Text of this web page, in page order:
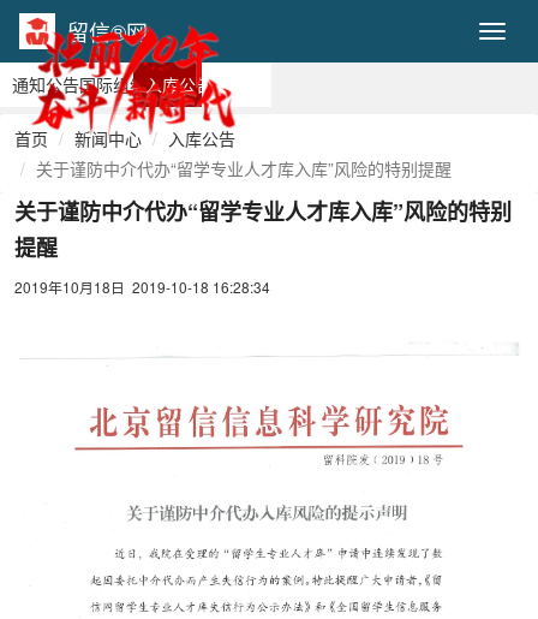
留信®网
通知公告国际组织入库公告
首页 新闻中心
入库公告
关于谨防中介代办“留学专业人才库入库”风险的特别提醒
关于谨防中介代办“留学专业人才库入库”风险的特别
提醒
2019年10月18日 2019-10-18 16:28:34